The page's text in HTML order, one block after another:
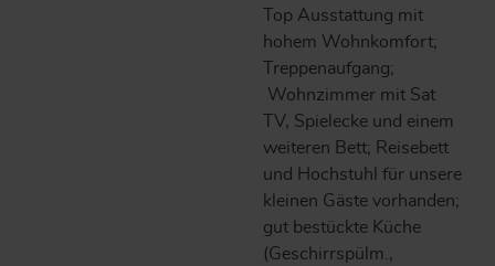
Top Ausstattung mit
hohem Wohnkomfort;
Treppenaufgang;
Wohnzimmer mit Sat
TV, Spielecke und einem
weiteren Bett; Reisebett
und Hochstuhl für unsere
kleinen Gäste vorhanden;
gut bestückte Küche
(Geschirrspülm.,